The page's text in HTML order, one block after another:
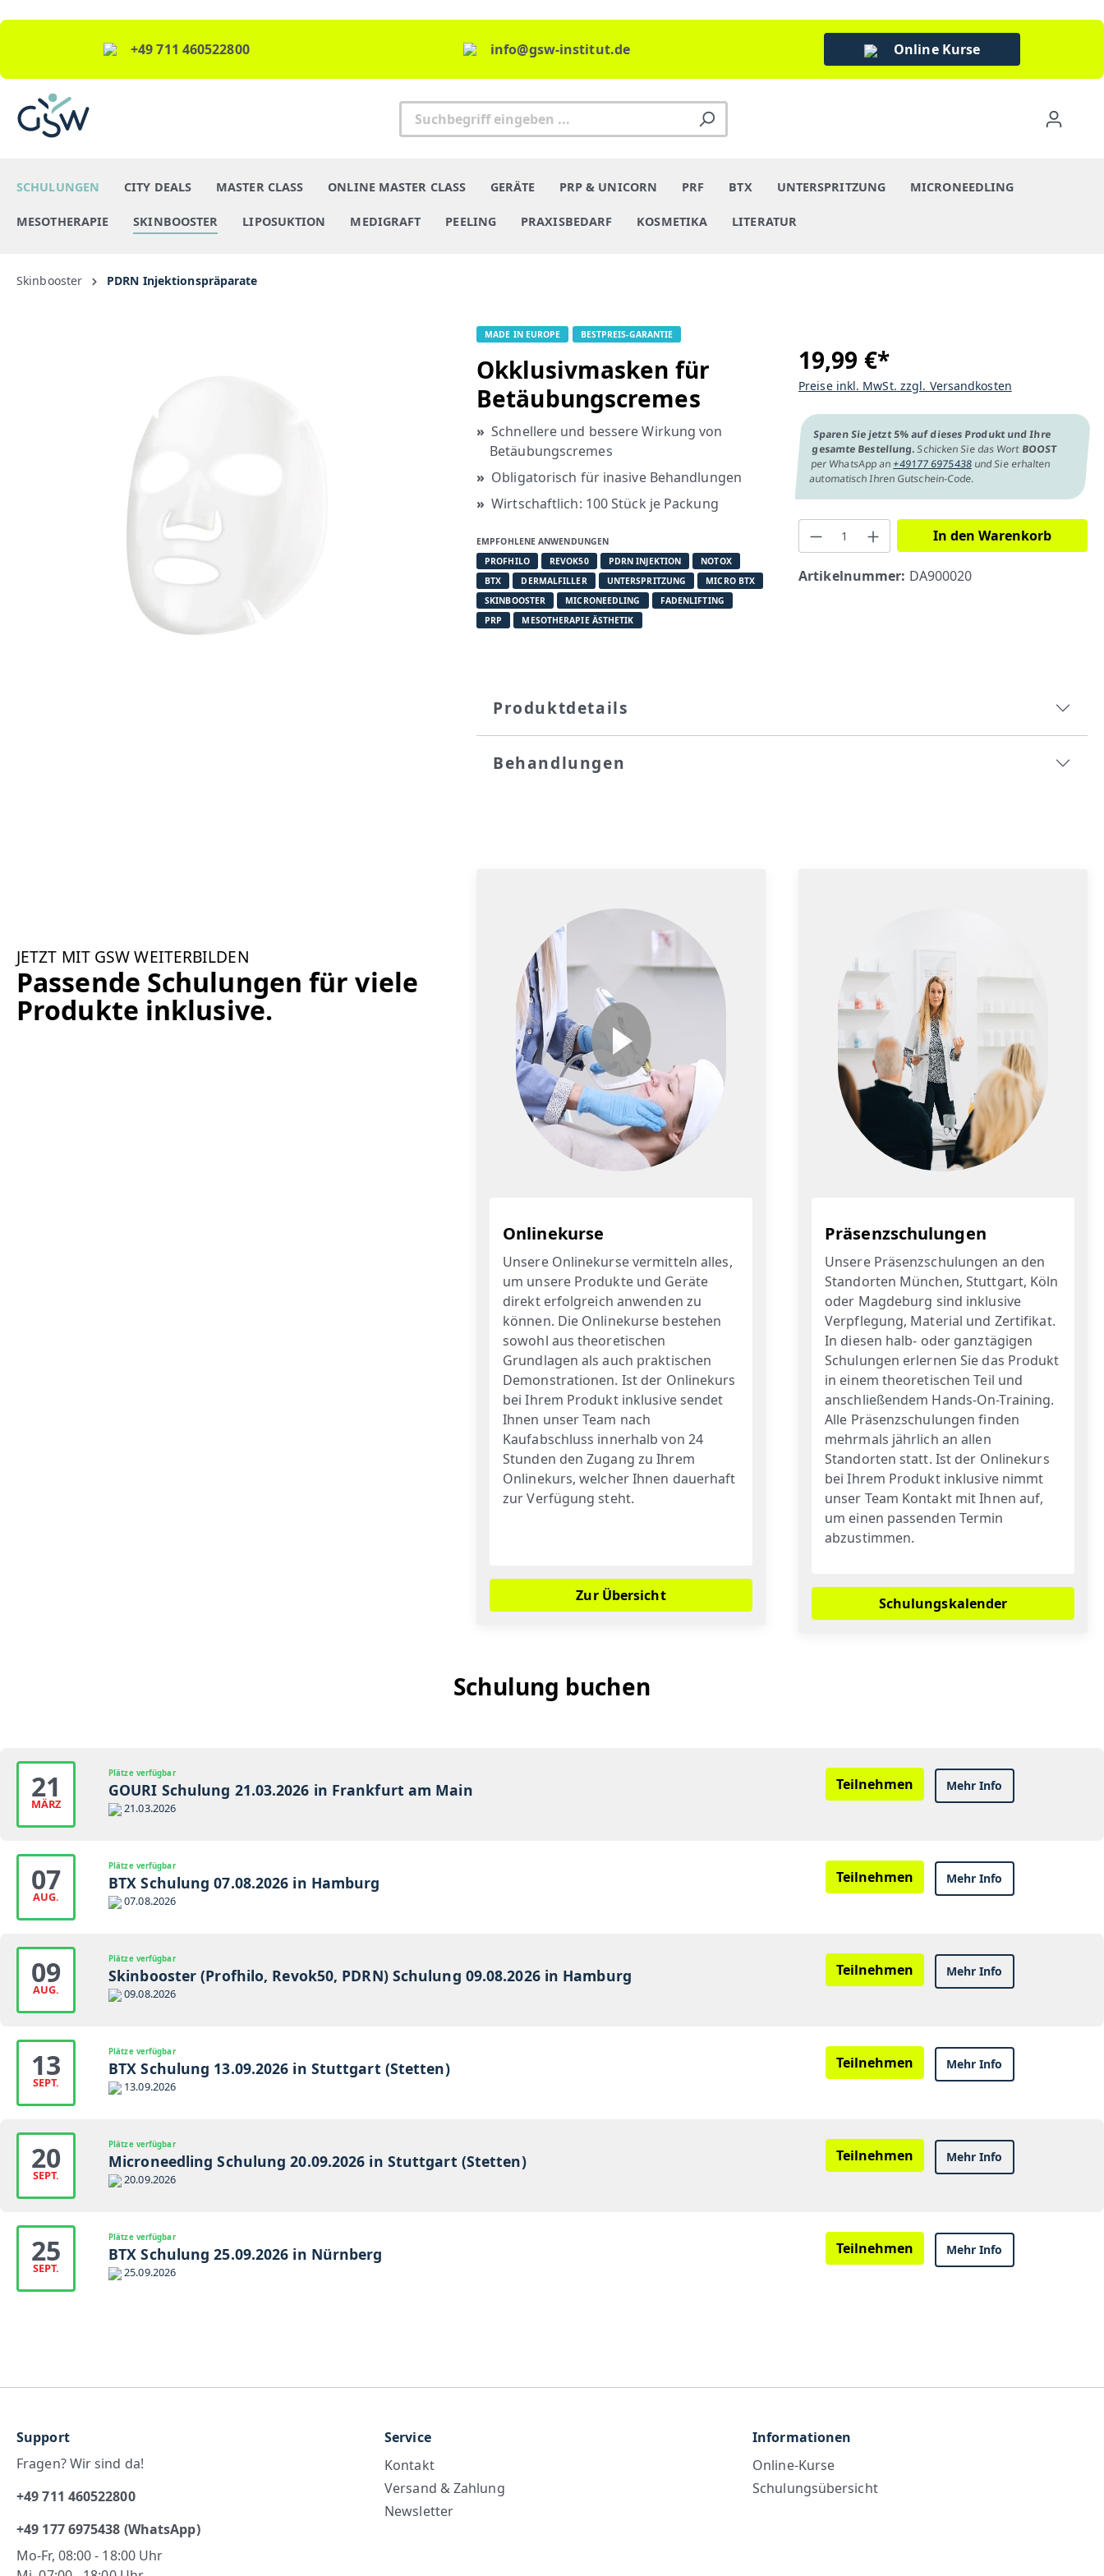
+49 711 460522800 info@gsw-institut.de Online Kurse
SCHULUNGEN CITY DEALS MASTER CLASS ONLINE MASTER CLASS GERÄTE PRP & UNICORN PRF BTX UNTERSPRITZUNG MICRONEEDLING
MESOTHERAPIE SKINBOOSTER LIPOSUKTION MEDIGRAFT PEELING PRAXISBEDARF KOSMETIKA LITERATUR
Skinbooster PDRN Injektionspräparate
MADE IN EUROPE BESTPREIS-GARANTIE
Okklusivmasken für
Betäubungscremes
Schnellere und bessere Wirkung von
Betäubungscremes
Obligatorisch für inasive Behandlungen
Wirtschaftlich: 100 Stück je Packung
EMPFOHLENE ANWENDUNGEN
PROFHILO
REVOK50 PDRN INJEKTION
NOTOX
BTX
DERMALFILLER UNTERSPRITZUNG
MICRO BTX
SKINBOOSTER
MICRONEEDLING
FADENLIFTING
PRP
MESOTHERAPIE ÄSTHETIK
19,99 €*
Preise inkl. MwSt. zzgl. Versandkosten
Sparen Sie jetzt 5% auf dieses Produkt und Ihre
gesamte Bestellung.Schicken Sie das Wort BOOST
per WhatsApp an+49177 6975438und Sie erhalten
automatisch Ihren Gutschein-Code.
In den Warenkorb
Artikelnummer: DA900020
Produktdetails
Behandlungen
JETZT MIT GSW WEITERBILDEN
Passende Schulungen für viele
Produkte inklusive.
Onlinekurse
Unsere Onlinekurse vermitteln alles,
um unsere Produkte und Geräte
direkt erfolgreich anwenden zu
können. Die Onlinekurse bestehen
sowohl aus theoretischen
Grundlagen als auch praktischen
Demonstrationen. Ist der Onlinekurs
bei Ihrem Produkt inklusive sendet
Ihnen unser Team nach
Kaufabschluss innerhalb von 24
Stunden den Zugang zu Ihrem
Onlinekurs, welcher Ihnen dauerhaft
zur Verfügung steht.
Zur Übersicht
Präsenzschulungen
Unsere Präsenzschulungen an den
Standorten München, Stuttgart, Köln
oder Magdeburg sind inklusive
Verpflegung, Material und Zertifikat.
In diesen halb- oder ganztägigen
Schulungen erlernen Sie das Produkt
in einem theoretischen Teil und
anschließendem Hands-On-Training.
Alle Präsenzschulungen finden
mehrmals jährlich an allen
Standorten statt. Ist der Onlinekurs
bei Ihrem Produkt inklusive nimmt
unser Team Kontakt mit Ihnen auf,
um einen passenden Termin
abzustimmen.
Schulungskalender
Schulung buchen
21
MÄRZ
Plätze verfügbar
GOURI Schulung 21.03.2026 in Frankfurt am Main
21.03.2026
Teilnehmen Mehr Info
07
AUG.
Plätze verfügbar
BTX Schulung 07.08.2026 in Hamburg
07.08.2026
Teilnehmen Mehr Info
09
AUG.
Plätze verfügbar
Skinbooster (Profhilo, Revok50, PDRN) Schulung 09.08.2026 in Hamburg
09.08.2026
Teilnehmen Mehr Info
13
SEPT.
Plätze verfügbar
BTX Schulung 13.09.2026 in Stuttgart (Stetten)
13.09.2026
Teilnehmen Mehr Info
20
SEPT.
Plätze verfügbar
Microneedling Schulung 20.09.2026 in Stuttgart (Stetten)
20.09.2026
Teilnehmen Mehr Info
25
SEPT.
Plätze verfügbar
BTX Schulung 25.09.2026 in Nürnberg
25.09.2026
Teilnehmen Mehr Info
Support
Fragen? Wir sind da!
+49 711 460522800
+49 177 6975438 (WhatsApp)
Mo-Fr, 08:00 - 18:00 Uhr
Service
Kontakt
Versand & Zahlung
Newsletter
Informationen
Online-Kurse
Schulungsübersicht